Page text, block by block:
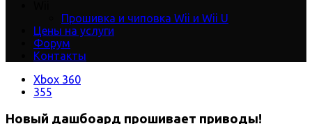
Прошивка и чиповка Wii и Wii U
Цены на услуги
Форум
Контакты
Xbox 360
355
Новый дашбоард прошивает приводы!